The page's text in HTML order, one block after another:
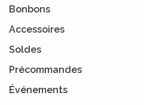
Bonbons
Accessoires
Soldes
Précommandes
Événements